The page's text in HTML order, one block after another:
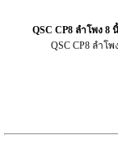
QSC CP8 ลำโพง 8
QSC CP8 ลำโ